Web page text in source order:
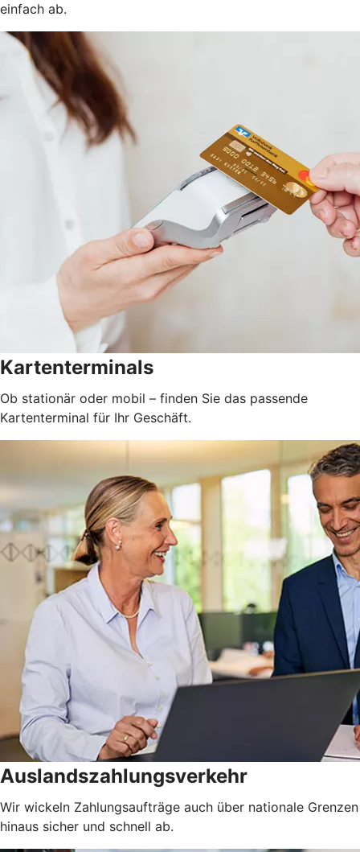
einfach ab.
Kartenterminals
Ob stationär oder mobil – finden Sie das passende
Kartenterminal für Ihr Geschäft.
Auslandszahlungsverkehr
Wir wickeln Zahlungsaufträge auch über nationale Grenzen
hinaus sicher und schnell ab.